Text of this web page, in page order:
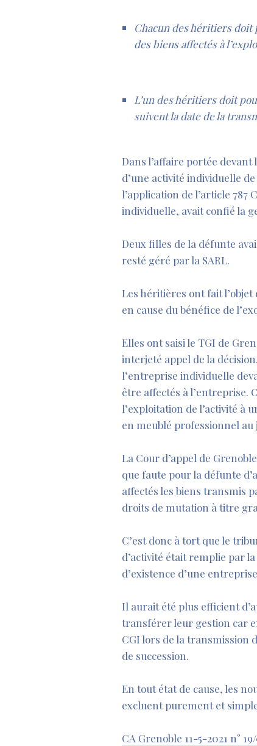
Chacun des héritiers doit
des biens affectés à
L’un des héritiers doit
suivent la date de la
Dans l’affaire portée devant
d’une activité individuelle
l’application de l’article
individuelle, avait confié la
Deux filles de la défunte
resté géré par la SARL.
Les héritières ont fait
en cause du bénéfice de
Elles ont saisi le TGI de
interjeté appel de la
l’entreprise individuelle
être affectés à l’entreprise.
l’exploitation de l’activité à
en meublé professionnel au
La Cour d’appel de
que faute pour la défunte
affectés les biens transmis
droits de mutation à titre
C’est donc à tort que le
d’activité était remplie par
d’existence d’une
Il aurait été plus efficient
transférer leur gestion car
CGI lors de la transmission
de succession.
En tout état de cause, les
excluent purement et
CA Grenoble 11-5-2021 n° 19/